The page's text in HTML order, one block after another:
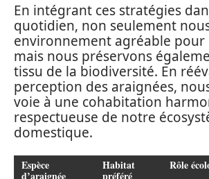
En intégrant ces stratégies
quotidien, non seulement
environnement agréable pour
mais nous préservons
tissu de la biodiversité. En
perception des araignées,
voie à une cohabitation
respectueuse de notre
domestique.
Espèce
d’araignée
Habitat
préféré
Rôle